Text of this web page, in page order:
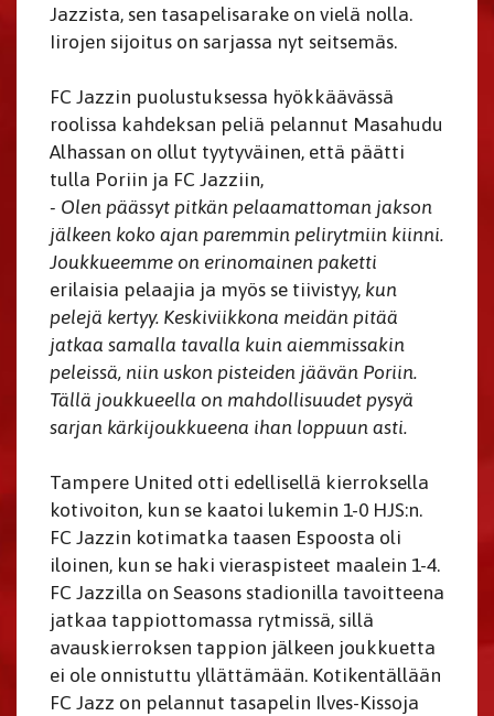
Jazzista, sen tasapelisarake on vielä nolla.
Iirojen sijoitus on sarjassa nyt seitsemäs.
FC Jazzin puolustuksessa hyökkäävässä
roolissa kahdeksan peliä pelannut Masahudu
Alhassan on ollut tyytyväinen, että päätti
tulla Poriin ja FC Jazziin,
- Olen päässyt pitkän pelaamattoman jakson
jälkeen koko ajan paremmin pelirytmiin kiinni.
Joukkueemme on erinomainen paketti
erilaisia pelaajia ja myös se tiivistyy, kun
pelejä kertyy. Keskiviikkona meidän pitää
jatkaa samalla tavalla kuin aiemmissakin
peleissä, niin uskon pisteiden jäävän Poriin.
Tällä joukkueella on mahdollisuudet pysyä
sarjan kärkijoukkueena ihan loppuun asti.
Tampere United otti edellisellä kierroksella
kotivoiton, kun se kaatoi lukemin 1-0 HJS:n.
FC Jazzin kotimatka taasen Espoosta oli
iloinen, kun se haki vieraspisteet maalein 1-4.
FC Jazzilla on Seasons stadionilla tavoitteena
jatkaa tappiottomassa rytmissä, sillä
avauskierroksen tappion jälkeen joukkuetta
ei ole onnistuttu yllättämään. Kotikentällään
FC Jazz on pelannut tasapelin Ilves-Kissoja